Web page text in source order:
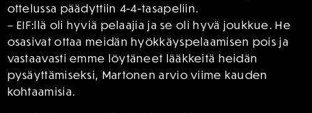
ottelussa päädyttiin 4-4-tasapeliin.
– EIF:llä oli hyviä pelaajia ja se oli hyvä joukkue. He
osasivat ottaa meidän hyökkäyspelaamisen pois ja
vastaavasti emme löytäneet lääkkeitä heidän
pysäyttämiseksi, Martonen arvio viime kauden
kohtaamisia.